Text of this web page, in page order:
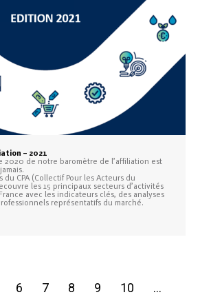
– 2021
2020 de notre baromètre de l’affiliation est
du CPA (Collectif Pour les Acteurs du
les 15 principaux secteurs d’activités
avec les indicateurs clés, des analyses
représentatifs du marché.
6 7 8 9 10
…